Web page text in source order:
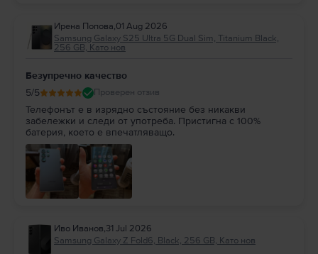
Ирена Попова,01 Aug 2026
Samsung Galaxy S25 Ultra 5G Dual Sim, Titanium Black,
256 GB, Като нов
Безупречно качество
5/5 Проверен отзив
Телефонът е в изрядно състояние без никакви
забележки и следи от употреба. Пристигна с 100%
батерия, което е впечатляващо.
Иво Иванов,31 Jul 2026
Samsung Galaxy Z Fold6, Black, 256 GB, Като нов